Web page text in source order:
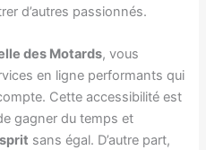
d’autres passionnés.
des Motards, vous
en ligne performants qui
Cette accessibilité est
gagner du temps et
sans égal. D’autre part,